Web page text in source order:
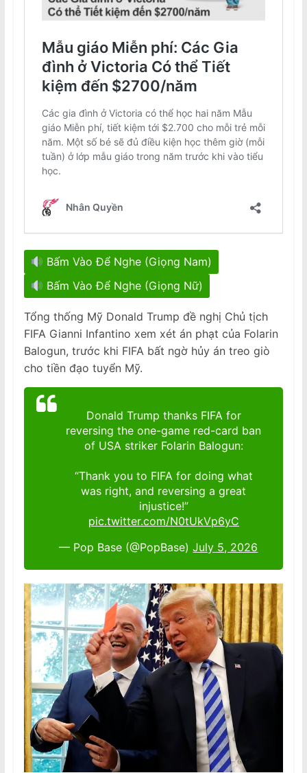
Bấm Vào Để Nghe (Giọng Nam)
Bấm Vào Để Nghe (Giọng Nữ)
Tổng thống Mỹ Donald Trump đề nghị Chủ tịch
FIFA Gianni Infantino xem xét án phạt của Folarin
Balogun, trước khi FIFA bất ngờ hủy án treo giò
cho tiền đạo tuyển Mỹ.
Donald Trump thanks FIFA for
reversing the one-game red-card ban
of USA striker Folarin Balogun:
“Thank you to FIFA for doing what
was right, and reversing a great
injustice!”
pic.twitter.com/N0tUkVp6yC
— Pop Base (@PopBase)July 5, 2026